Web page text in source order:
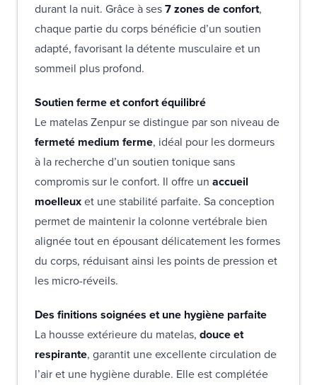
durant la nuit. Grâce à ses7 zones de confort,
chaque partie du corps bénéficie d’un soutien
adapté, favorisant la détente musculaire et un
sommeil plus profond.
Soutien ferme et confort équilibré
Le matelas Zenpur se distingue par son niveau de
fermeté medium ferme, idéal pour les dormeurs
à la recherche d’un soutien tonique sans
compromis sur le confort. Il offre un accueil
moelleuxet une stabilité parfaite. Sa conception
permet de maintenir la colonne vertébrale bien
alignée tout en épousant délicatement les formes
du corps, réduisant ainsi les points de pression et
les micro-réveils.
Des finitions soignées et une hygiène parfaite
La housse extérieure du matelas, douce et
respirante, garantit une excellente circulation de
l’air et une hygiène durable. Elle est complétée